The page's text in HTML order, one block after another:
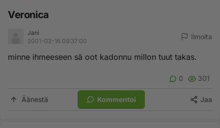
Veronica
Jani
2001-02-16 09:37:00
Ilmoita
minne ihmeeseen sä oot kadonnu millon tuut takas.
0 301
Äänestä Kommentoi Jaa